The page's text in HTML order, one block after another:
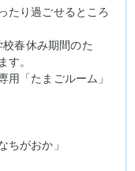
たり過ごせるところ
春休み期間のた
す。
用「たまごルーム」
ちがおか」